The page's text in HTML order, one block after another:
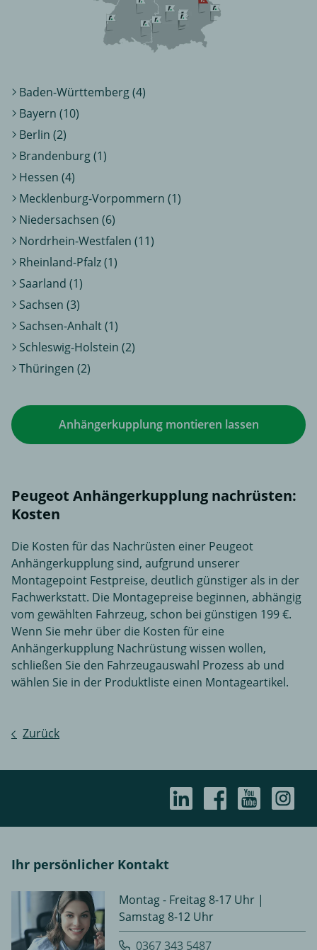
Baden-Württemberg (4)
Bayern (10)
Berlin (2)
Brandenburg (1)
Hessen (4)
Mecklenburg-Vorpommern (1)
Niedersachsen (6)
Nordrhein-Westfalen (11)
Rheinland-Pfalz (1)
Saarland (1)
Sachsen (3)
Sachsen-Anhalt (1)
Schleswig-Holstein (2)
Thüringen (2)
Anhängerkupplung montieren lassen
Peugeot Anhängerkupplung nachrüsten:
Kosten
Die Kosten für das Nachrüsten einer Peugeot
Anhängerkupplung sind, aufgrund unserer
Montagepoint Festpreise, deutlich günstiger als in der
Fachwerkstatt. Die Montagepreise beginnen, abhängig
vom gewählten Fahrzeug, schon bei günstigen 199 €.
Wenn Sie mehr über die Kosten für eine
Anhängerkupplung Nachrüstung wissen wollen,
schließen Sie den Fahrzeugauswahl Prozess ab und
wählen Sie in der Produktliste einen Montageartikel.
Zurück
Ihr persönlicher Kontakt
Montag - Freitag 8-17 Uhr |
Samstag 8-12 Uhr
0367 343 5487